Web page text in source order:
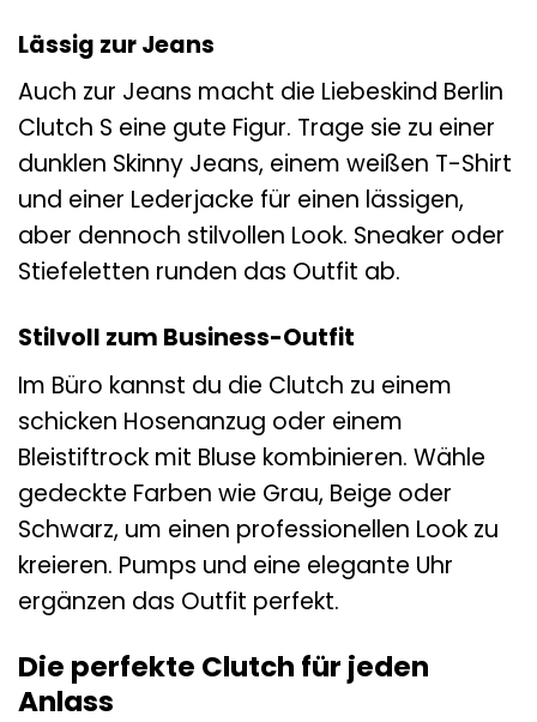
Lässig zur Jeans
Auch zur Jeans macht die Liebeskind Berlin
Clutch S eine gute Figur. Trage sie zu einer
dunklen Skinny Jeans, einem weißen T-Shirt
und einer Lederjacke für einen lässigen,
aber dennoch stilvollen Look. Sneaker oder
Stiefeletten runden das Outfit ab.
Stilvoll zum Business-Outfit
Im Büro kannst du die Clutch zu einem
schicken Hosenanzug oder einem
Bleistiftrock mit Bluse kombinieren. Wähle
gedeckte Farben wie Grau, Beige oder
Schwarz, um einen professionellen Look zu
kreieren. Pumps und eine elegante Uhr
ergänzen das Outfit perfekt.
Die perfekte Clutch für jeden
Anlass